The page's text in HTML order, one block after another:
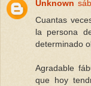
Unknown
Cuantas
la persona
determinado
Agradable
que hoy